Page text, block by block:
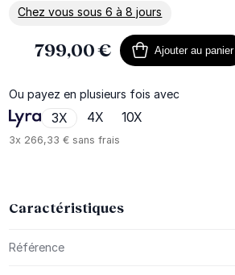
Chez vous sous 6 à 8 jours
En savoir plus sur la livraison
799,00 € Ajouter au panier
Ou payez en plusieurs fois avec
3X 4X 10X
3x 266,33 € sans frais
Caractéristiques
Référence